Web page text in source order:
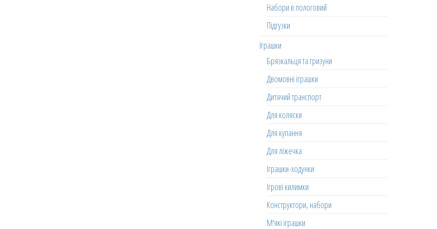
Набори в пологовий
Підгузки
Іграшки
Брязкальця та гризуни
Двомовні іграшки
Дитячий транспорт
Для коляски
Для купання
Для ліжечка
Іграшки-ходунки
Ігрові килимки
Конструктори, набори
М'які іграшки